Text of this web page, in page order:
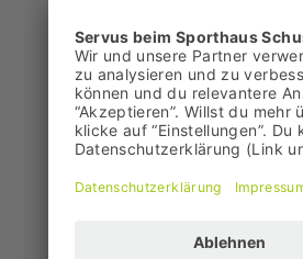
Ribelle Cross 2 GTX Herren
Multifunktionsschuhe
129,95 €
Bestpreis: 129,95 €
UVP: 179,95 €